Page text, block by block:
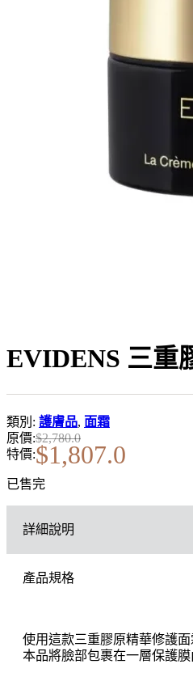
EVIDENS 三重
類別: 護膚品, 面霜
原價:$2,780.0
特價:$1,807.0
已售完
詳細說明
產品規格
使用這款三重膠原精華修護
本品將臉部包裹在一層保護